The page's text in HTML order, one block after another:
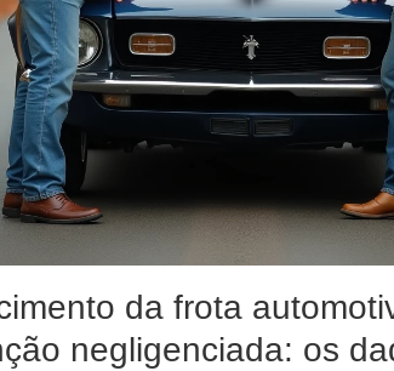
da frota
negligenciada: os